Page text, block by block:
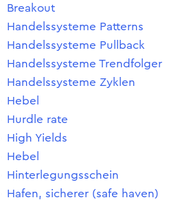
Breakout
Handelssysteme Patterns
Handelssysteme Pullback
Handelssysteme Trendfolger
Handelssysteme Zyklen
Hebel
Hurdle rate
High Yields
Hebel
Hinterlegungsschein
Hafen, sicherer (safe haven)